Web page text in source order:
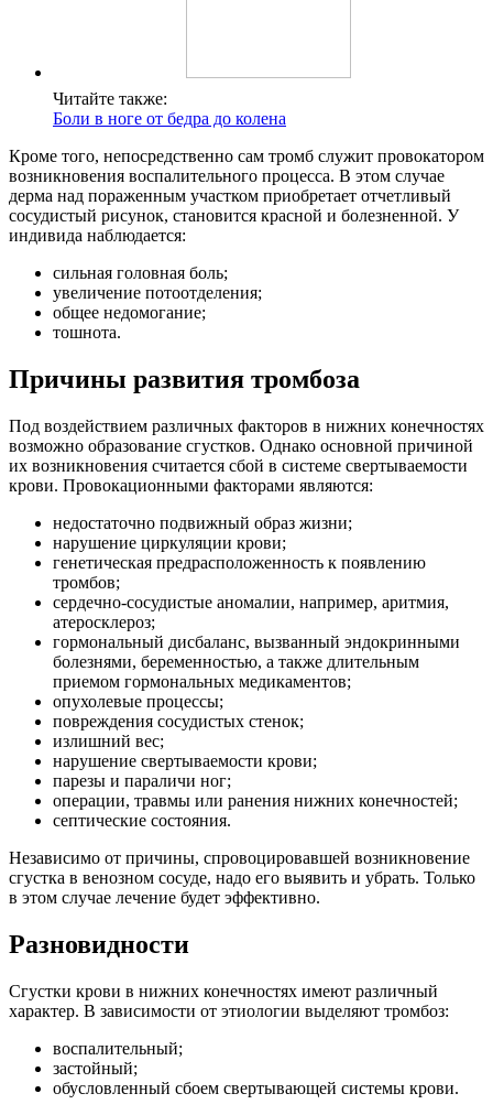
Читайте также:
Боли в ноге от бедра до колена
Кроме того, непосредственно сам тромб служит провокатором
возникновения воспалительного процесса. В этом случае
дерма над пораженным участком приобретает отчетливый
сосудистый рисунок, становится красной и болезненной. У
индивида наблюдается:
сильная головная боль;
увеличение потоотделения;
общее недомогание;
тошнота.
Причины развития тромбоза
Под воздействием различных факторов в нижних конечностях
возможно образование сгустков. Однако основной причиной
их возникновения считается сбой в системе свертываемости
крови. Провокационными факторами являются:
недостаточно подвижный образ жизни;
нарушение циркуляции крови;
генетическая предрасположенность к появлению
тромбов;
сердечно-сосудистые аномалии, например, аритмия,
атеросклероз;
гормональный дисбаланс, вызванный эндокринными
болезнями, беременностью, а также длительным
приемом гормональных медикаментов;
опухолевые процессы;
повреждения сосудистых стенок;
излишний вес;
нарушение свертываемости крови;
парезы и параличи ног;
операции, травмы или ранения нижних конечностей;
септические состояния.
Независимо от причины, спровоцировавшей возникновение
сгустка в венозном сосуде, надо его выявить и убрать. Только
в этом случае лечение будет эффективно.
Разновидности
Сгустки крови в нижних конечностях имеют различный
характер. В зависимости от этиологии выделяют тромбоз:
воспалительный;
застойный;
обусловленный сбоем свертывающей системы крови.